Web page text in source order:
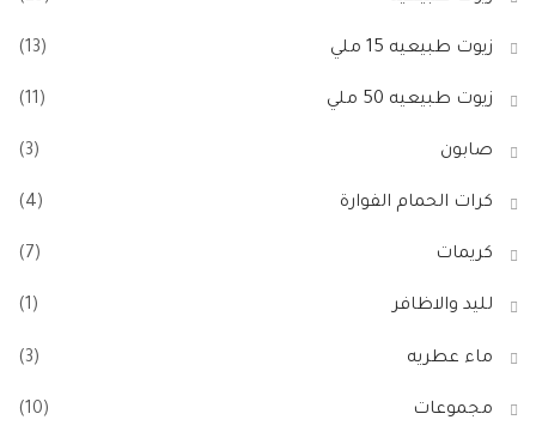
زيوت طبيعيه 15 ملي (13)
زيوت طبيعيه 50 ملي (11)
صابون (3)
كرات الحمام الفوارة (4)
كريمات (7)
لليد والاظافر (1)
ماء عطريه (3)
مجموعات (10)